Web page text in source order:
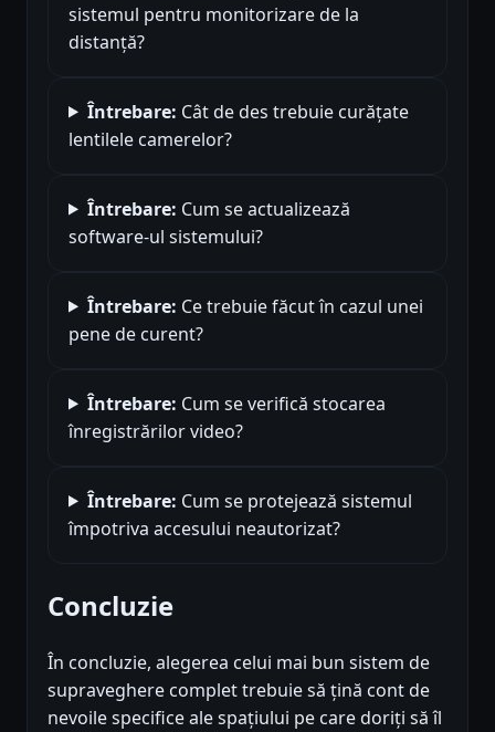
sistemul pentru monitorizare de la
distanță?
Întrebare: Cât de des trebuie curățate
lentilele camerelor?
Întrebare: Cum se actualizează
software-ul sistemului?
Întrebare: Ce trebuie făcut în cazul unei
pene de curent?
Întrebare: Cum se verifică stocarea
înregistrărilor video?
Întrebare: Cum se protejează sistemul
împotriva accesului neautorizat?
Concluzie
În concluzie, alegerea celui mai bun sistem de
supraveghere complet trebuie să țină cont de
nevoile specifice ale spațiului pe care doriți să îl